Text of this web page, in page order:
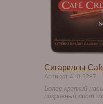
Сигариллы
Артикул: 410-9287
Более крепкий
покровный лист из